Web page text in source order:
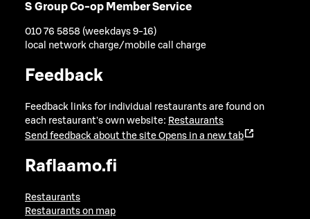
S Group Co-op Member Service
010 76 5858 (weekdays 9-16)
local network charge/mobile call charge
Feedback
Feedback links for individual restaurants are found on
each restaurant's own website: Restaurants
Send feedback about the site Opens in a new tab
Raflaamo.fi
Restaurants
Restaurants on map